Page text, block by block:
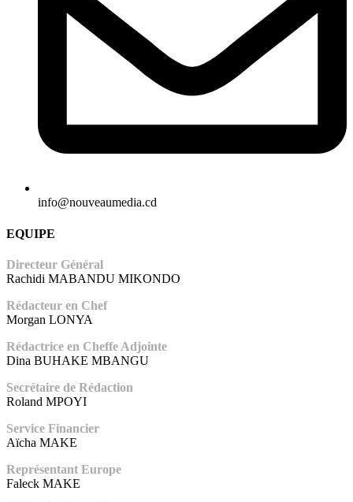
info@nouveaumedia.cd
EQUIPE
Directeur Général
Rachidi MABANDU MIKONDO
Rédacteur en Chef
Morgan LONYA
Rédactrice en Cheffe Adjointe
Dina BUHAKE MBANGU
Secrétaire de Rédaction
Roland MPOYI
Service Financier
Aïcha MAKE
Représentant Europe
Faleck MAKE